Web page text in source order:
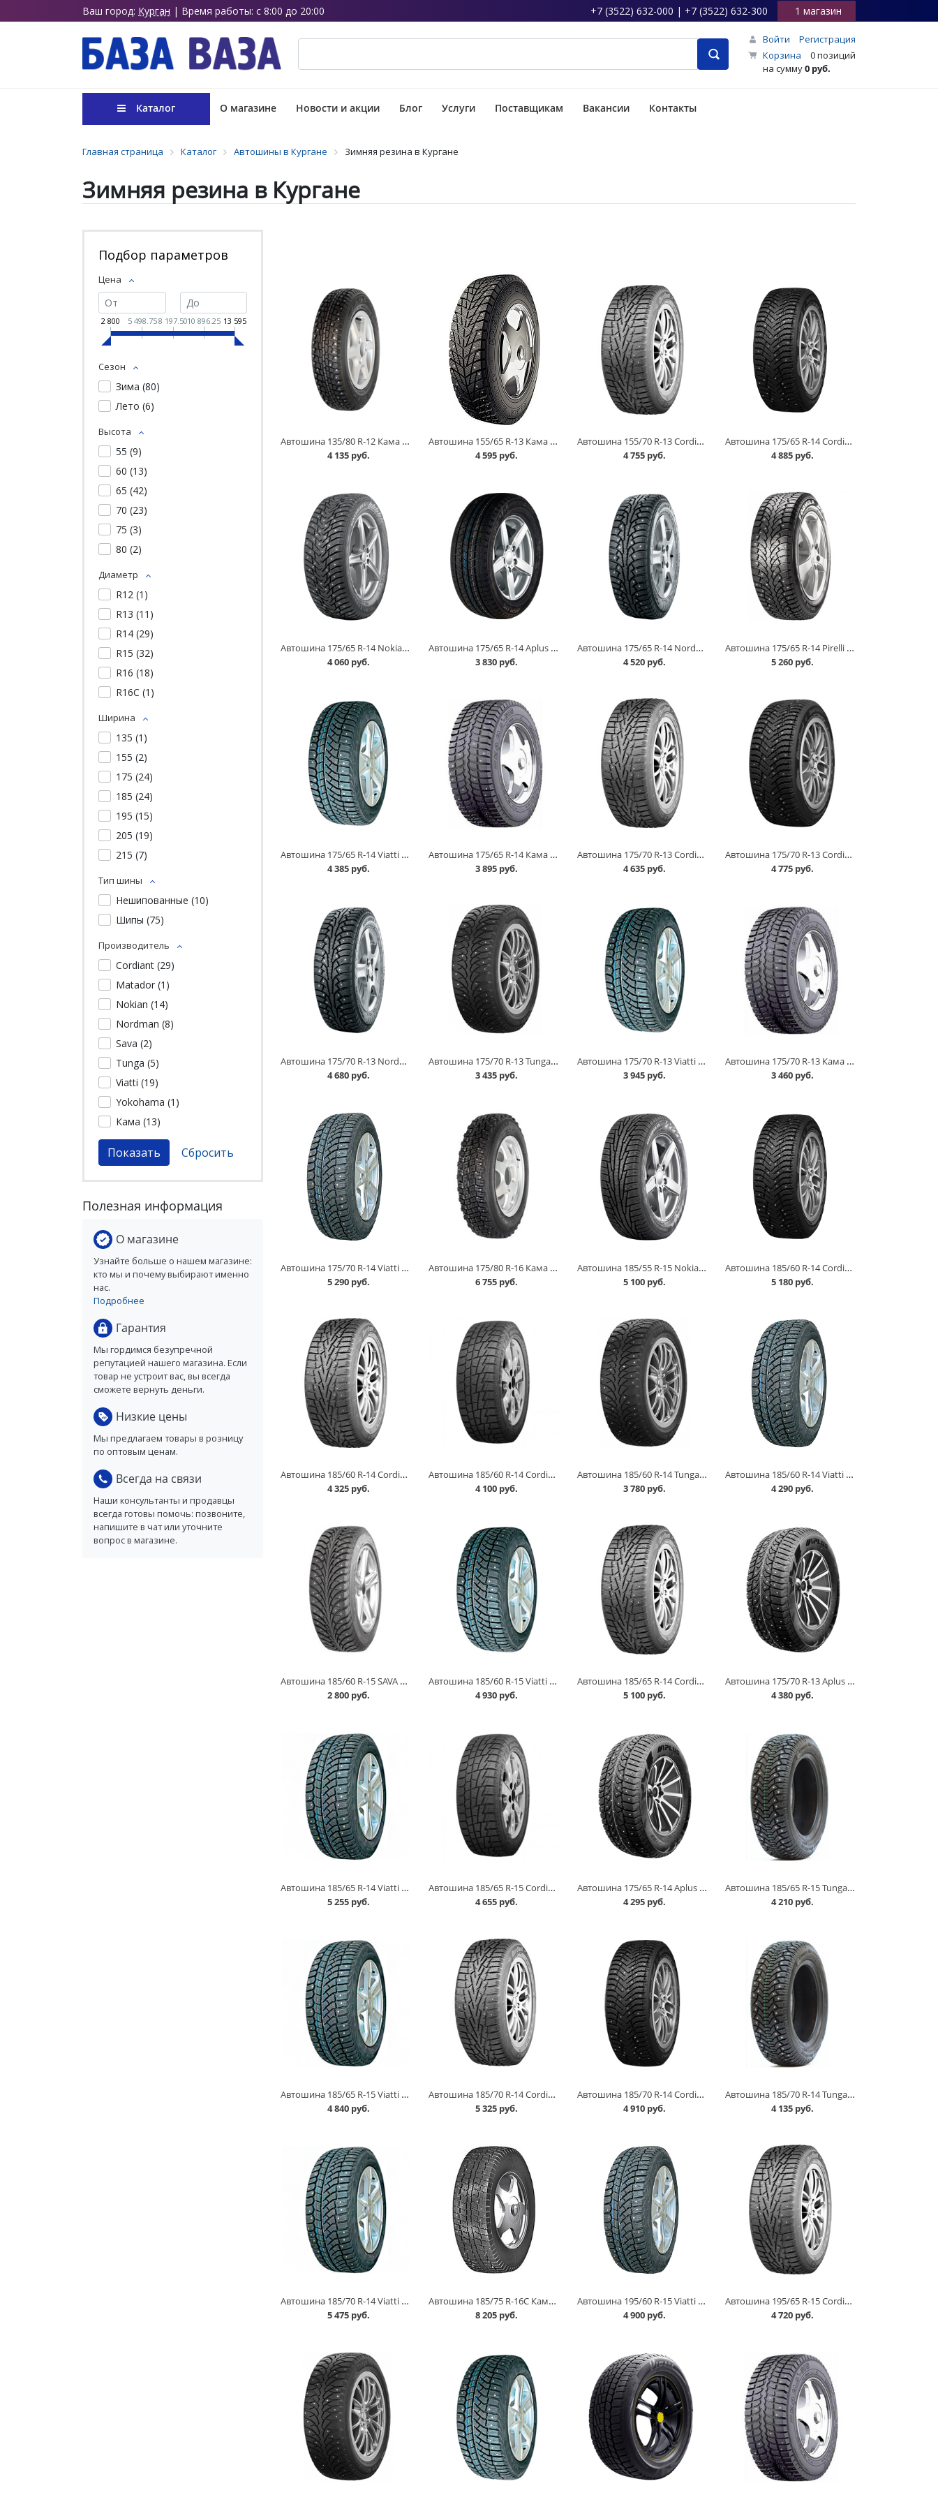
Ваш город: Курган | Время работы: с 8:00 до 20:00 +7 (3522) 632-000 | +7 (3522) 632-300 1 магазин
Войти
Регистрация
Корзина
0 позиций
на сумму0 руб.
Каталог О магазине Новости и акции Блог Услуги Поставщикам Вакансии Контакты
Главная страница Каталог Автошины в Кургане Зимняя резина в Кургане
Зимняя резина в Кургане
Подбор параметров
Цена
2 800 5 498.758 197.5010 896.25 13 595
Сезон
Зима (80)
Лето (6)
Высота
55 (9)
60 (13)
65 (42)
70 (23)
75 (3)
80 (2)
Диаметр
R12 (1 )
R13 (11 )
R14 (29)
R15 (32)
R16 (18)
R16C (1 )
Ширина
135 (1 )
155 (2)
175 (24)
185 (24)
195 (15)
205 (19)
215 (7)
Тип шины
Нешипованные (10)
Шипы (75)
Производитель
Cordiant (29)
Matador (1 )
Nokian (14)
Nordman (8)
Sava (2)
Tunga (5)
Viatti (19)
Yokohama (1 )
Кама (13)
Полезная информация
О магазине
Узнайте больше о нашем магазине:
кто мы и почему выбирают именно
нас.
Подробнее
Гарантия
Мы гордимся безупречной
репутацией нашего магазина. Если
товар не устроит вас, вы всегда
сможете вернуть деньги.
Низкие цены
Мы предлагаем товары в розницу
по оптовым ценам.
Всегда на связи
Наши консультанты и продавцы
всегда готовы помочь: позвоните,
напишите в чат или уточните
вопрос в магазине.
Автошина 135/80 R-12 Кама 503 68Q шип в Кургане
4 135 руб.
Автошина 155/65 R-13 Кама EURO 518 73T шип в Кургане
4 595 руб.
Автошина 155/70 R-13 Cordiant Snow Cross шип в Кургане
4 755 руб.
Автошина 175/65 R-14 Cordiant Snow Cross 2 86T шип в Кургане
4 885 руб.
Автошина 175/65 R-14 Nokian Nordman 8 86T шип в Кургане
4 060 руб.
Автошина 175/65 R-14 Aplus A506 82S в Кургане
3 830 руб.
Автошина 175/65 R-14 Nordman 5 86Тшип в Кургане
4 520 руб.
Автошина 175/65 R-14 Pirelli Formula Ice 82T шип в Кургане
5 260 руб.
Автошина 175/65 R-14 Viatti Brina Nordico V-522 82T шип в Кургане
4 385 руб.
Автошина 175/65 R-14 Кама 505 82T шип в Кургане
3 895 руб.
Автошина 175/70 R-13 Cordiant Snow Cross 82T шип в Кургане
4 635 руб.
Автошина 175/70 R-13 Cordiant Snow Cross 2 82T шип в Кургане
4 775 руб.
Автошина 175/70 R-13 Nordman 5 82T шип в Кургане
4 680 руб.
Автошина 175/70 R-13 Tunga Nordway 2 82Q шип в Кургане
3 435 руб.
Автошина 175/70 R-13 Viatti Brina Nordico V-522 82T шип в Кургане
3 945 руб.
Автошина 175/70 R-13 Кама 505 82T шип в Кургане
3 460 руб.
Автошина 175/70 R-14 Viatti Brina Nordico V-522 84T шип в Кургане
5 290 руб.
Автошина 175/80 R-16 Кама И 511 88Q шип (с камерой) в Кургане
6 755 руб.
Автошина 185/55 R-15 Nokian Nordman RS2 86R в Кургане
5 100 руб.
Автошина 185/60 R-14 Cordiant Snow Cross 2 86Тшип в Кургане
5 180 руб.
Автошина 185/60 R-14 Cordiant Snow Cross 82T шип в Кургане
4 325 руб.
Автошина 185/60 R-14 Cordinat Winter Drive 82T в Кургане
4 100 руб.
Автошина 185/60 R-14 Tunga Nordway 2 82Q шип в Кургане
3 780 руб.
Автошина 185/60 R-14 Viatti Brina Nordico V-522 82T шип в Кургане
4 290 руб.
Автошина 185/60 R-15 SAVA ESKIMO STUD XL 88T шип в Кургане
2 800 руб.
Автошина 185/60 R-15 Viatti Brina Nordico V-522 84T шип в Кургане
4 930 руб.
Автошина 185/65 R-14 Cordiant Snow Cross 86Т шип в Кургане
5 100 руб.
Автошина 175/70 R-13 Aplus A703 82T шип в Кургане
4 380 руб.
Автошина 185/65 R-14 Viatti Brina Nordico V-522 86T шип в Кургане
5 255 руб.
Автошина 185/65 R-15 Cordiant Winter Drive 92T в Кургане
4 655 руб.
Автошина 175/65 R-14 Aplus A703 86T шип в Кургане
4 295 руб.
Автошина 185/65 R-15 Tunga Nordway 88Q шип в Кургане
4 210 руб.
Автошина 185/65 R-15 Viatti Brina Nordico V-522 88T шип в Кургане
4 840 руб.
Автошина 185/70 R-14 Cordiant Snow Cross 92Т шип в Кургане
5 325 руб.
Автошина 185/70 R-14 Cordiant Snow Cross 2 92Тшип в Кургане
4 910 руб.
Автошина 185/70 R-14 Tunga Nordway шип в Кургане
4 135 руб.
Автошина 185/70 R-14 Viatti Brina Nordico V-522 88T шип в Кургане
5 475 руб.
Автошина 185/75 R-16C Кама EURO 520 104/102R шип в Кургане
8 205 руб.
Автошина 195/60 R-15 Viatti Brina Nordico V-522 88T шип в Кургане
4 900 руб.
Автошина 195/65 R-15 Cordiant Snow Cross 91T шип в Кургане
4 720 руб.